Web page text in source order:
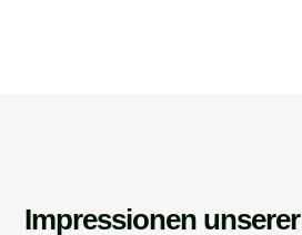
Impressionen